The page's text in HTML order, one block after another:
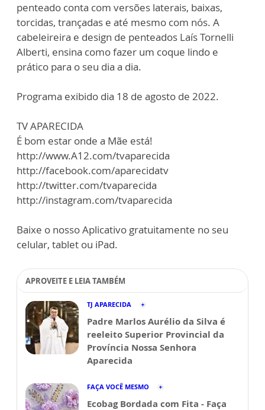
penteado conta com versões laterais, baixas,
torcidas, trançadas e até mesmo com nós. A
cabeleireira e design de penteados Laís Tornelli
Alberti, ensina como fazer um coque lindo e
prático para o seu dia a dia.
Programa exibido dia 18 de agosto de 2022.
TV APARECIDA
É bom estar onde a Mãe está!
http://www.A12.com/tvaparecida
http://facebook.com/aparecidatv
http://twitter.com/tvaparecida
http://instagram.com/tvaparecida
Baixe o nosso Aplicativo gratuitamente no seu
celular, tablet ou iPad.
APROVEITE E LEIA TAMBÉM
TJ APARECIDA
Padre Marlos Aurélio da Silva é
reeleito Superior Provincial da
Província Nossa Senhora
Aparecida
FAÇA VOCÊ MESMO
Ecobag Bordada com Fita - Faça